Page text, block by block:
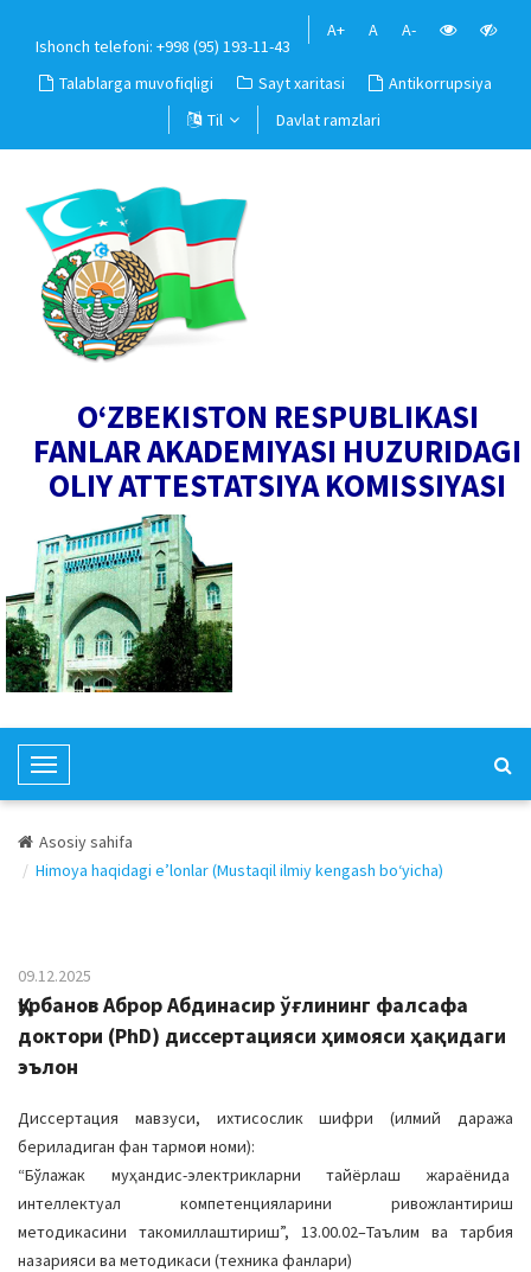
Ishonch telefoni: +998 (95) 193-11-43
A+ A A-
Talablarga muvofiqligi Sayt xaritasi
Antikorrupsiya
Til
Davlat ramzlari
O‘ZBEKISTON RESPUBLIKASI
FANLAR AKADEMIYASI HUZURIDAGI
OLIY ATTESTATSIYA KOMISSIYASI
T
o
g
l
a
v
t
i
o
n
Asosiy sahifa
Himoya haqidagi e’lonlar (Mustaqil ilmiy kengash bo‘yicha)
09.12.2025
Қурбанов Аброр Абдинасир ўғлининг фалсафа
доктори (PhD) диссертацияси ҳимояси ҳақидаги
эълон
Диссертация мавзуси, ихтисослик шифри (илмий даража
бериладиган фан тармоғи номи):
“Бўлажак муҳандис-электрикларни тайёрлаш жараёнида
интеллектуал компетенцияларини ривожлантириш
методикасини такомиллаштириш”, 13.00.02–Таълим ва тарбия
назарияси ва методикаси (техника фанлари)